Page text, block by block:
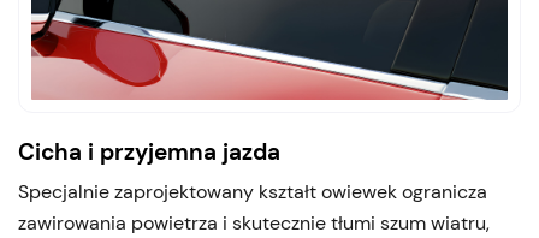
Cicha i przyjemna jazda
Specjalnie zaprojektowany kształt owiewek ogranicza
zawirowania powietrza i skutecznie tłumi szum wiatru,